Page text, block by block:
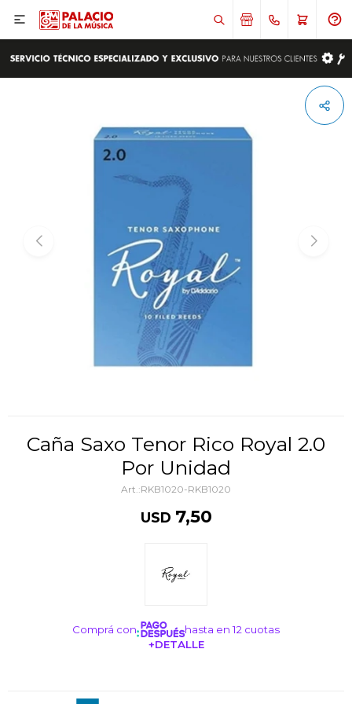

Caña Saxo Tenor Rico Royal 2.0
Por Unidad
RKB1020-RKB1020
USD 7,50
Comprá con
hasta en 12 cuotas
+DETALLE